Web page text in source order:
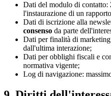
Dati del modulo di contatto:
l'instaurazione di un
Dati di iscrizione alla
consenso da parte
Dati per finalità di
dall'ultima interazione;
Dati per obblighi fiscali e
normativa vigente;
Log di navigazione: